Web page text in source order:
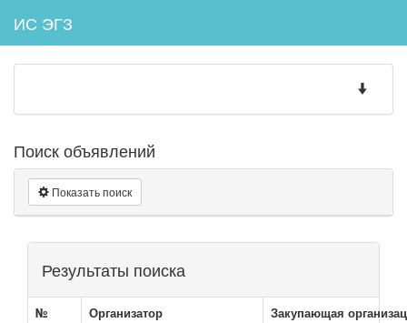
ИС ЭГЗ
Toggle
Поиск объявлений
Показать поиск
Результаты поиска
№ Организатор Закупающая